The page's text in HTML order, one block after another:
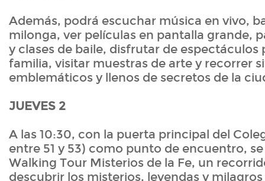
Además, podrá escuchar música en vivo,
milonga, ver películas en pantalla grande,
y clases de baile, disfrutar de espectáculos
familia, visitar muestras de arte y recorrer
emblemáticos y llenos de secretos de la
JUEVES 2
A las 10:30, con la puerta principal del
entre 51 y 53) como punto de encuentro,
Walking Tour Misterios de la Fe, un
descubrir los misterios, leyendas y